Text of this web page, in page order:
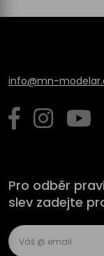
info@mn-
Pro odběr
slev zadejte